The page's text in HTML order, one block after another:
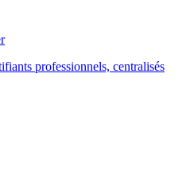
professionnels, centralisés